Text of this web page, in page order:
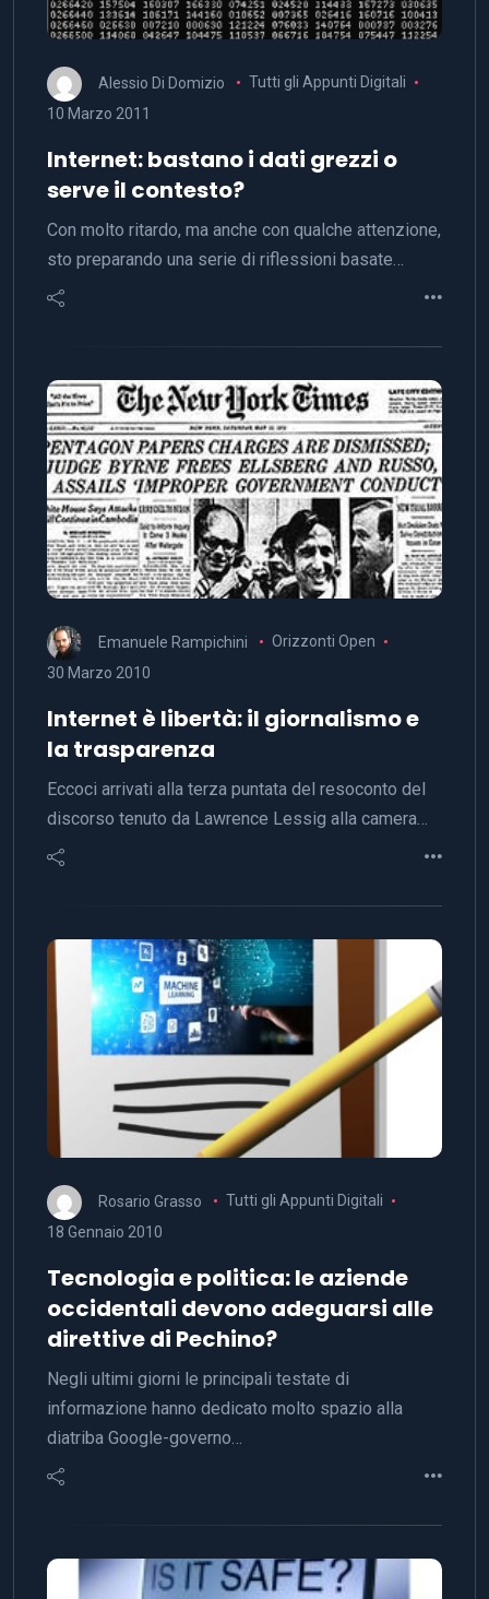
Alessio Di Domizio
Tutti gli Appunti Digitali
10 Marzo 2011
Internet: bastano i dati grezzi o
serve il contesto?
Con molto ritardo, ma anche con qualche attenzione,
sto preparando una serie di riflessioni basate…
Emanuele Rampichini
Orizzonti Open
30 Marzo 2010
Internet è libertà: il giornalismo e
la trasparenza
Eccoci arrivati alla terza puntata del resoconto del
discorso tenuto da Lawrence Lessig alla camera…
Rosario Grasso
Tutti gli Appunti Digitali
18 Gennaio 2010
Tecnologia e politica: le aziende
occidentali devono adeguarsi alle
direttive di Pechino?
Negli ultimi giorni le principali testate di
informazione hanno dedicato molto spazio alla
diatriba Google-governo…